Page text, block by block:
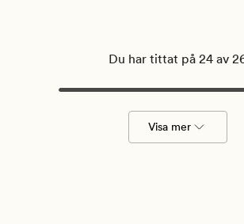
Du har tittat på 24 av
Visa mer